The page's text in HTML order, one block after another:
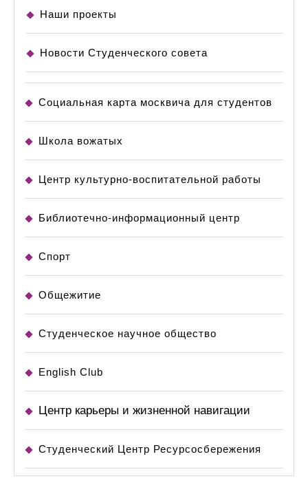
Наши проекты
Новости Студенческого совета
Социальная карта москвича для студентов
Школа вожатых
Центр культурно-воспитательной работы
Библиотечно-информационный центр
Спорт
Общежитие
Студенческое научное общество
English Club
Центр карьеры и жизненной навигации
Студенческий Центр Ресурсосбережения